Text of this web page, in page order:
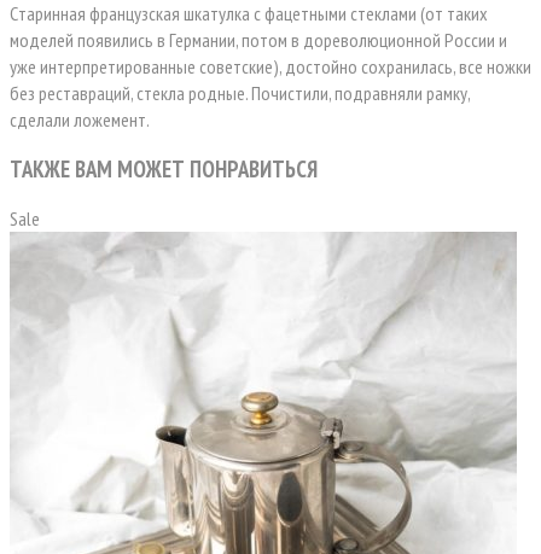
Cтаринная французская шкатулка с фацетными стеклами (от таких
моделей появились в Германии, потом в дореволюционной России и
уже интерпретированные советские), достойно сохранилась, все ножки
без реставраций, стекла родные. Почистили, подравняли рамку,
сделали ложемент.
ТАКЖЕ ВАМ МОЖЕТ ПОНРАВИТЬСЯ
Sale